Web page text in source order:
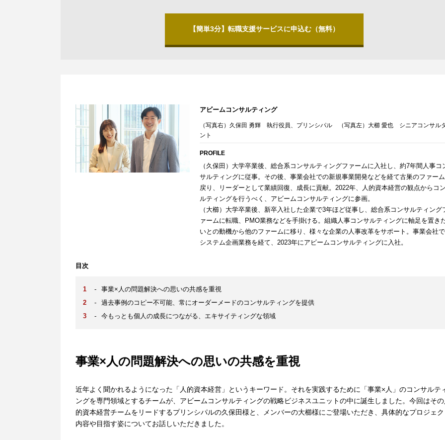
【簡単3分】転職支援サービスに申込む（無料）
アビームコンサルティング
（写真右）久保田 勇輝 執行役員、プリンシパル （写真左）大櫛 愛也 シニアコンサル
ント
PROFILE
（久保田）大学卒業後、総合系コンサルティングファームに入社し、約7年間人事コ
サルティングに従事。その後、事業会社での新規事業開発などを経て古巣のファー
戻り、リーダーとして業績回復、成長に貢献。2022年、人的資本経営の観点からコ
ルティングを行うべく、アビームコンサルティングに参画。
（大櫛）大学卒業後、新卒入社した企業で3年ほど従事し、総合系コンサルティング
ァームに転職、PMO業務などを手掛ける。組織人事コンサルティングに軸足を置き
いとの動機から他のファームに移り、様々な企業の人事改革をサポート。事業会社
システム企画業務を経て、2023年にアビームコンサルティングに入社。
目次
-
事業×人の問題解決への思いの共感を重視
-
過去事例のコピー不可能、常にオーダーメードのコンサルティングを提供
-
今もっとも個人の成長につながる、エキサイティングな領域
事業×人の問題解決への思いの共感を重視
近年よく聞かれるようになった「人的資本経営」というキーワード。それを実践するために「事業×人」のコンサルテ
ングを専門領域とするチームが、アビームコンサルティングの戦略ビジネスユニットの中に誕生しました。今回はその
的資本経営チームをリードするプリンシパルの久保田様と、メンバーの大櫛様にご登場いただき、具体的なプロジェク
内容や目指す姿についてお話しいただきました。